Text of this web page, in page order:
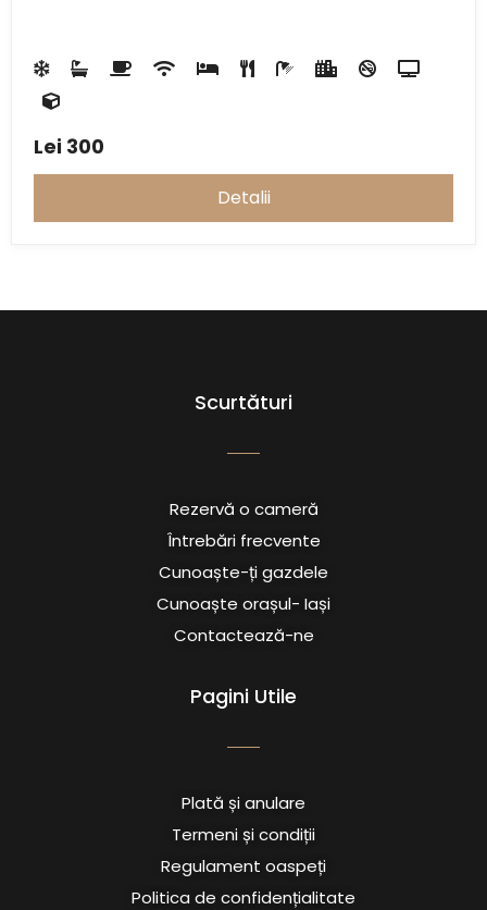
Lei 300
Detalii
Scurtături
Rezervă o cameră
Întrebări frecvente
Cunoaște-ți gazdele
Cunoaște orașul- Iași
Contactează-ne
Pagini Utile
Plată și anulare
Termeni și condiții
Regulament oaspeți
Politica de confidențialitate